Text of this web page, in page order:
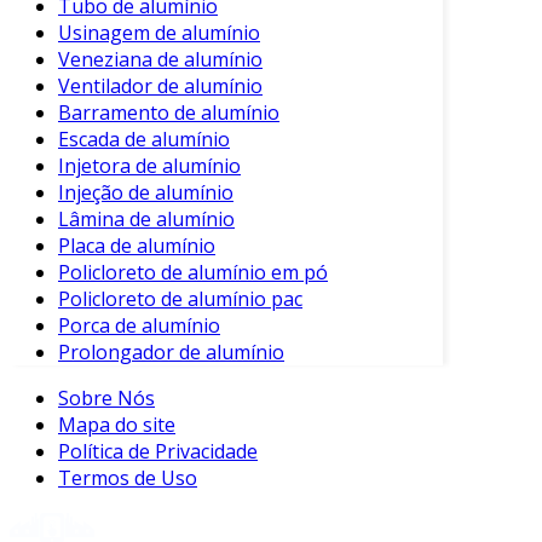
Tubo de alumínio
Usinagem de alumínio
Veneziana de alumínio
Ventilador de alumínio
Barramento de alumínio
Escada de alumínio
Injetora de alumínio
Injeção de alumínio
Lâmina de alumínio
Placa de alumínio
Policloreto de alumínio em pó
Policloreto de alumínio pac
Porca de alumínio
Prolongador de alumínio
Sobre Nós
Mapa do site
Política de Privacidade
Termos de Uso